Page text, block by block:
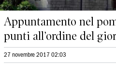
Appuntamento nel
punti all’ordine del
27 novembre 2017 02:03